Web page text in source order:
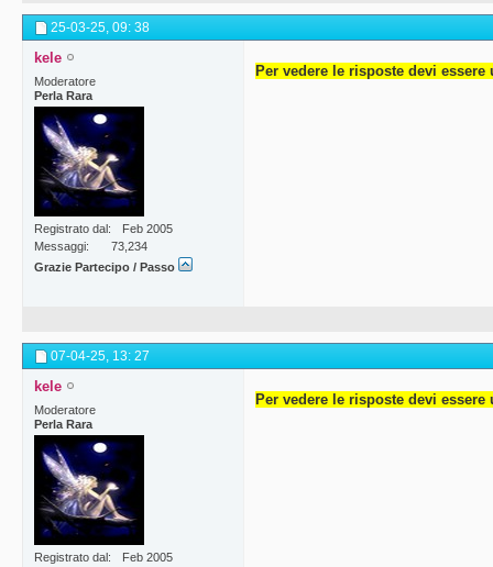
25-03-25, 09: 38
kele
Moderatore
Perla Rara
Registrato dal
Feb 2005
Messaggi
73,234
Grazie Partecipo / Passo
Per vedere le risposte devi essere
07-04-25, 13: 27
kele
Moderatore
Perla Rara
Registrato dal
Feb 2005
Per vedere le risposte devi